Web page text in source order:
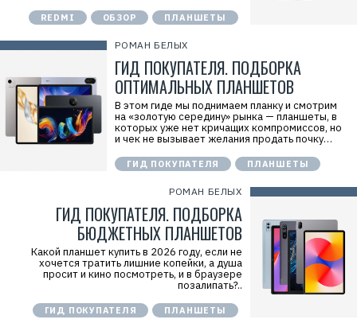
REDMI ОБЗОР ПЛАНШЕТЫ
РОМАН БЕЛЫХ
ГИД ПОКУПАТЕЛЯ. ПОДБОРКА
ОПТИМАЛЬНЫХ ПЛАНШЕТОВ
В этом гиде мы поднимаем планку и смотрим
на «золотую середину» рынка — планшеты, в
которых уже нет кричащих компромиссов, но
и чек не вызывает желания продать почку…
ГИД ПОКУПАТЕЛЯ ПЛАНШЕТЫ
РОМАН БЕЛЫХ
ГИД ПОКУПАТЕЛЯ. ПОДБОРКА
БЮДЖЕТНЫХ ПЛАНШЕТОВ
Какой планшет купить в 2026 году, если не
хочется тратить лишние копейки, а душа
просит и кино посмотреть, и в браузере
позалипать?..
ГИД ПОКУПАТЕЛЯ ПЛАНШЕТЫ
Р
к
л
а
м
а
.
r
d
=
2
V
f
n
x
v
F